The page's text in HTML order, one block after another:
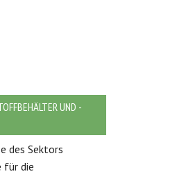
UND -
des Sektors
für die